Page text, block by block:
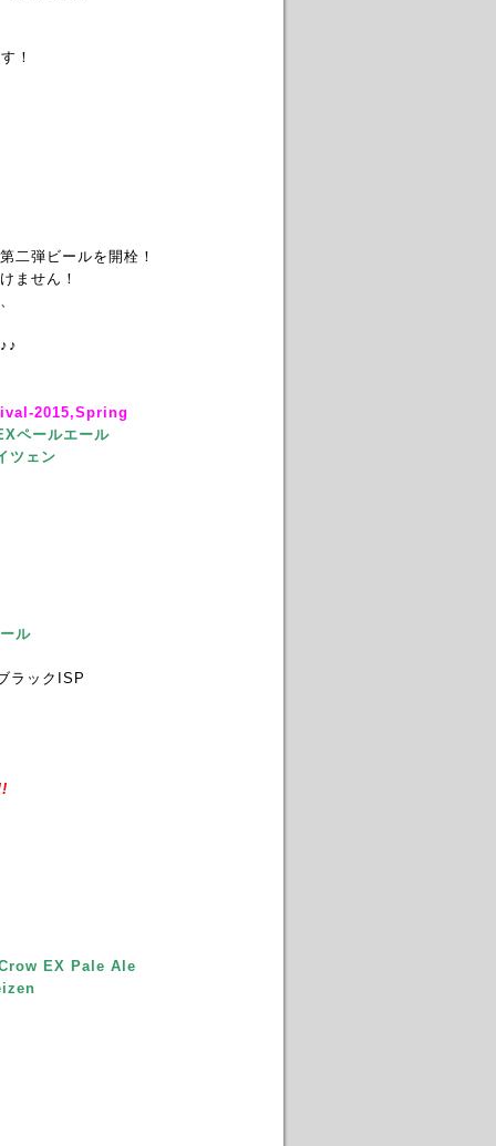
！
二弾ビールを開栓！
ません！
2015,Spring
ペールエール
ツェン
ル
ラックISP
EX Pale Ale